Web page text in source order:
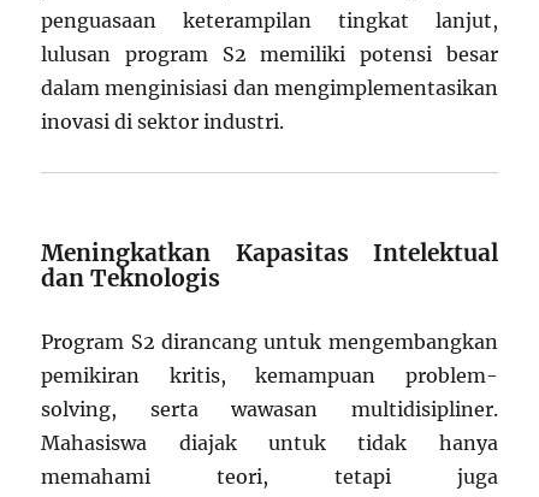
penguasaan keterampilan tingkat lanjut,
lulusan program S2 memiliki potensi besar
dalam menginisiasi dan mengimplementasikan
inovasi di sektor industri.
Meningkatkan Kapasitas Intelektual
dan Teknologis
Program S2 dirancang untuk mengembangkan
pemikiran kritis, kemampuan problem-
solving, serta wawasan multidisipliner.
Mahasiswa diajak untuk tidak hanya
memahami teori, tetapi juga